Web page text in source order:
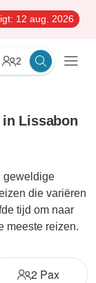
12 aug. 2026
2
Lissabon
geweldige
die variëren
tijd om naar
meeste reizen.
2 Pax